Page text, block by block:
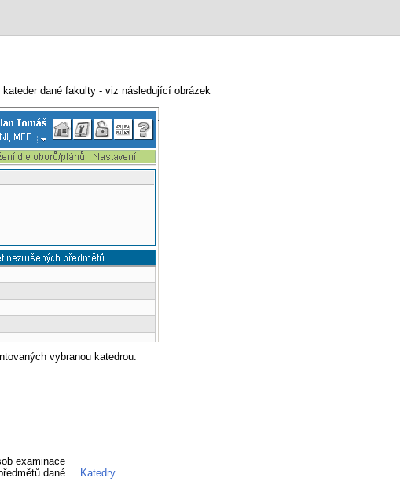
dané fakulty - viz následující obrázek
vybranou katedrou.
examinace
dané
Katedry